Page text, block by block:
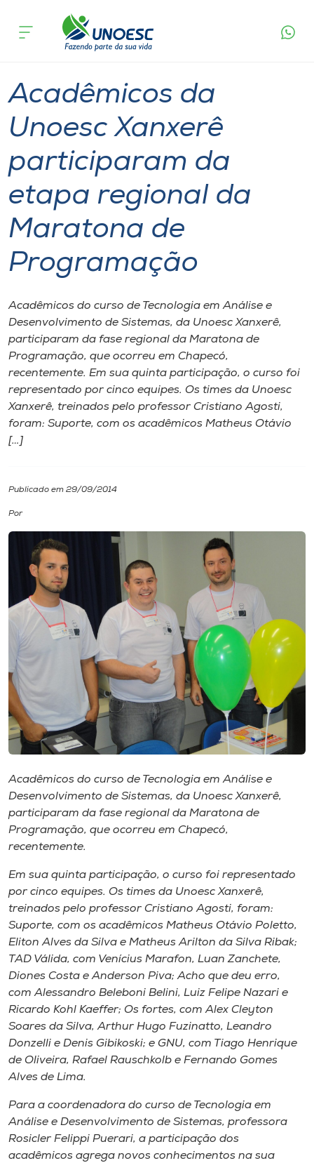
Cursos
Pesquisa
Atendimento ao Estudante
Portal de Ensino
Unoesc
Internacionalização
I.nova
Diplomados
Cultura
Biblioteca
Editora
Rádio
Museu
Unoesc
Store
o idioma
A+
A-
acontece
Acadêmicos da
Unoesc Xanxerê
participaram da
etapa regional da
Maratona de
Programação
Acadêmicos do curso de Tecnologia em Análise e
Desenvolvimento de Sistemas, da Unoesc Xanxerê,
participaram da fase regional da Maratona de
Programação, que ocorreu em Chapecó,
recentemente. Em sua quinta participação, o curso foi
representado por cinco equipes. Os times da Unoesc
Xanxerê, treinados pelo professor Cristiano Agosti,
foram: Suporte, com os acadêmicos Matheus Otávio
[…]
Publicado em 29/09/2014
Por
Acadêmicos do curso de Tecnologia em Análise e
Desenvolvimento de Sistemas, da Unoesc Xanxerê,
participaram da fase regional da Maratona de
Programação, que ocorreu em Chapecó,
recentemente.
Em sua quinta participação, o curso foi representado
por cinco equipes. Os times da Unoesc Xanxerê,
treinados pelo professor Cristiano Agosti, foram:
Suporte, com os acadêmicos Matheus Otávio Poletto,
Eliton Alves da Silva e Matheus Arilton da Silva Ribak;
TAD Válida, com Venícius Marafon, Luan Zanchete,
Diones Costa e Anderson Piva; Acho que deu erro,
com Alessandro Beleboni Belini, Luiz Felipe Nazari e
Ricardo Kohl Kaeffer; Os fortes, com Alex Cleyton
Soares da Silva, Arthur Hugo Fuzinatto, Leandro
Donzelli e Denis Gibikoski; e GNU, com Tiago Henrique
de Oliveira, Rafael Rauschkolb e Fernando Gomes
Alves de Lima.
Para a coordenadora do curso de Tecnologia em
Análise e Desenvolvimento de Sistemas, professora
Rosicler Felippi Puerari, a participação dos
acadêmicos agrega novos conhecimentos na sua